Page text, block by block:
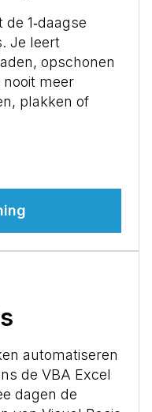
1‑daagse
Je leert
opschonen
meer
plakken of
automatiseren
de VBA Excel
dagen de